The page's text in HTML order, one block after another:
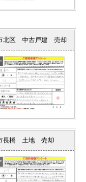
北区 中古戸建 売却
長橋 土地 売却